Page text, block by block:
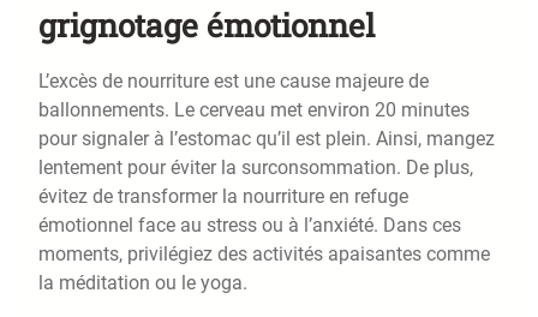
grignotage émotionnel
L’excès de nourriture est une cause majeure de
ballonnements. Le cerveau met environ 20 minutes
pour signaler à l’estomac qu’il est plein. Ainsi, mangez
lentement pour éviter la surconsommation. De plus,
évitez de transformer la nourriture en refuge
émotionnel face au stress ou à l’anxiété. Dans ces
moments, privilégiez des activités apaisantes comme
la méditation ou le yoga.